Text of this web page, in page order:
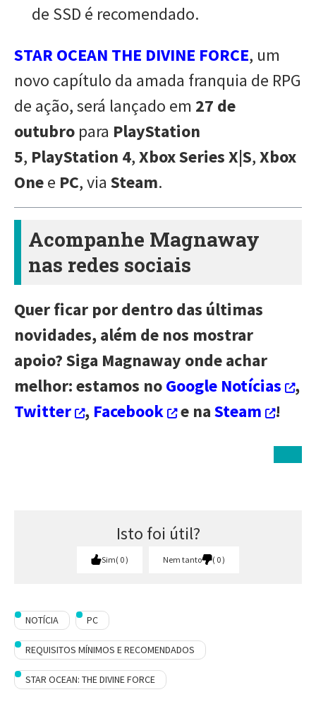
de SSD é recomendado.
STAR OCEAN THE DIVINE FORCE, um
novo capítulo da amada franquia de RPG
de ação, será lançado em 27 de
outubro para PlayStation
5, PlayStation 4,Xbox Series X|S,Xbox
Onee PC, via Steam.
Acompanhe Magnaway
nas redes sociais
Quer ficar por dentro das últimas
novidades, além de nos mostrar
apoio? Siga Magnaway onde achar
melhor: estamos noGoogle Notícias
,
Twitter
, Facebook e naSteam !
Isto foi útil?
Sim 0 Nem tanto 0
NOTÍCIA PC
REQUISITOS MÍNIMOS E RECOMENDADOS
STAR OCEAN: THE DIVINE FORCE